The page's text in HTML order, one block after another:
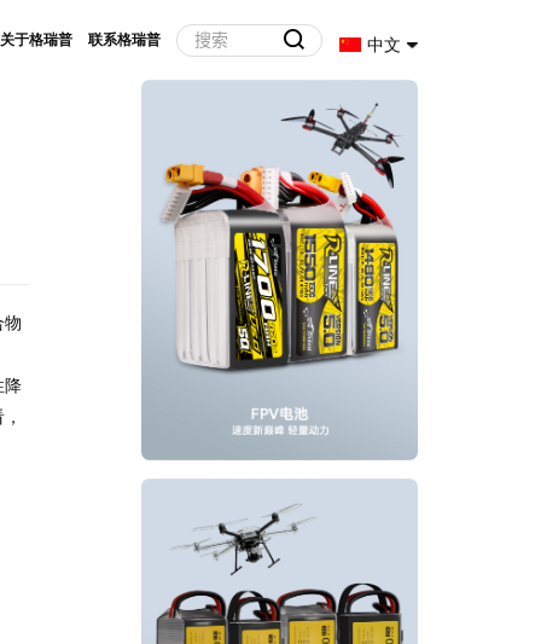
关于格瑞普 联系格瑞普 中文
物
降